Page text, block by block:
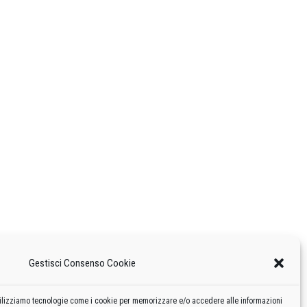
Gestisci Consenso Cookie
tecnologie come i cookie per memorizzare e/o accedere alle informazioni